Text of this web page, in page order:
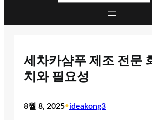
세차카샴푸 제조 전문
치와 필요성
8월 8, 2025•ideakong3